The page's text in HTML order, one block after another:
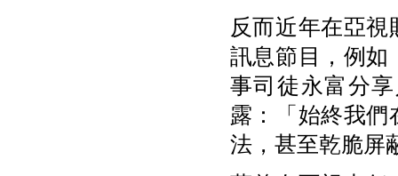
反而近年在亞
訊息節目，例如
事司徒永富分
露：「始終我
法，甚至乾脆屏